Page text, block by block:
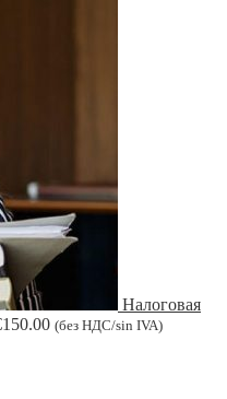
Налоговая
150.00 (без НДС/sin IVA)